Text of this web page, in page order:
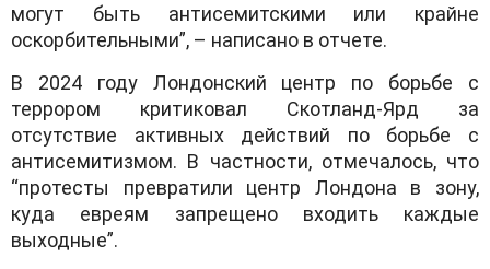
могут быть антисемитскими или крайне
оскорбительными”, – написано в отчете.
В 2024 году Лондонский центр по борьбе с
террором критиковал Скотланд-Ярд за
отсутствие активных действий по борьбе с
антисемитизмом. В частности, отмечалось, что
“протесты превратили центр Лондона в зону,
куда евреям запрещено входить каждые
выходные”.